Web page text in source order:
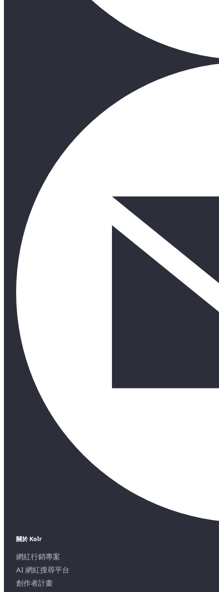
關於 Kolr
網紅行銷專案
AI 網紅搜尋平台
創作者計畫